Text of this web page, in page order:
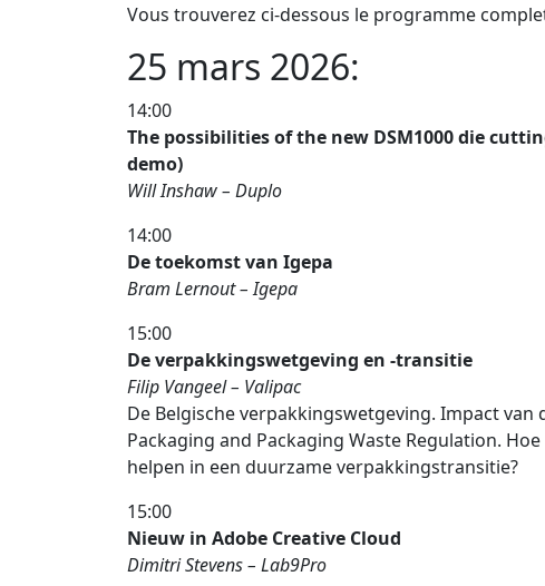
Vous trouverez ci-dessous le programme
25 mars 2026:
14:00
The possibilities of the new DSM1000 die
demo)
Will Inshaw – Duplo
14:00
De toekomst van Igepa
Bram Lernout – Igepa
15:00
De verpakkingswetgeving en -transitie
Filip Vangeel – Valipac
De Belgische verpakkingswetgeving. Impact van
Packaging and Packaging Waste Regulation.
helpen in een duurzame verpakkingstransitie?
15:00
Nieuw in Adobe Creative Cloud
Dimitri Stevens – Lab9Pro